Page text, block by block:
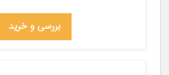
بررسی و خرید